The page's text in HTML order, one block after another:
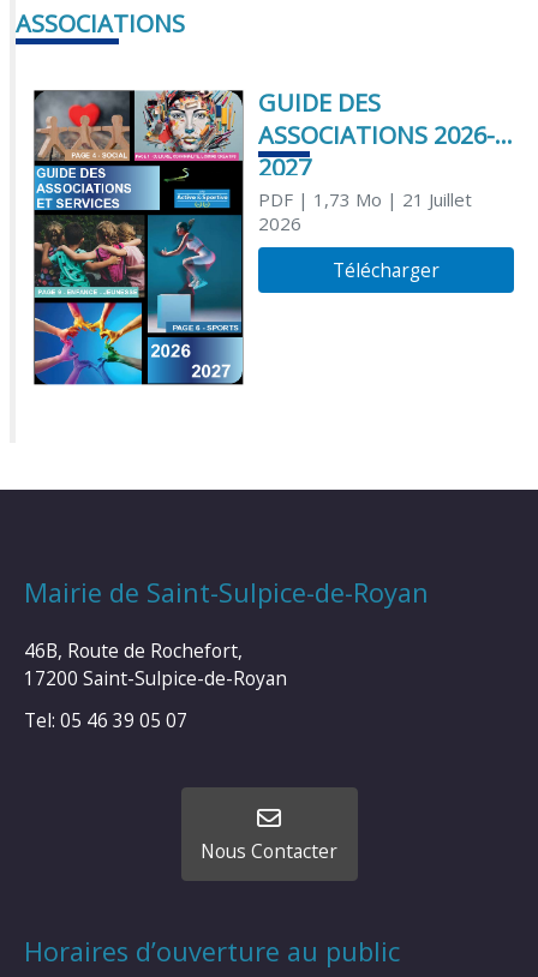
ASSOCIATIONS
GUIDE DES
ASSOCIATIONS 2026-
2027
PDF| 1,73 Mo | 21 Juillet
2026
Télécharger
Mairie de Saint-Sulpice-de-Royan
46B, Route de Rochefort,
17200 Saint-Sulpice-de-Royan
Tel: 05 46 39 05 07
Nous Contacter
Horaires d’ouverture au public